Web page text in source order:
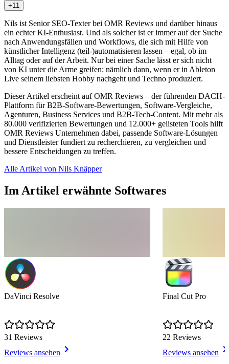
+11
Nils ist Senior SEO-Texter bei OMR Reviews und darüber hinaus
ein echter KI-Enthusiast. Und als solcher ist er immer auf der Suche
nach Anwendungsfällen und Workflows, die sich mit Hilfe von
künstlicher Intelligenz (teil-)automatisieren lassen – egal, ob im
Alltag oder auf der Arbeit. Nur bei einer Sache lässt er sich nicht
von KI unter die Arme greifen: nämlich dann, wenn er in Ableton
Live seinem liebsten Hobby nachgeht und Techno produziert.
Dieser Artikel erscheint auf OMR Reviews – der führenden DACH-
Plattform für B2B-Software-Bewertungen, Software-Vergleiche,
Agenturen, Business Services und B2B-Tech-Content. Mit mehr als
80.000 verifizierten Bewertungen und 12.000+ gelisteten Tools hilft
OMR Reviews Unternehmen dabei, passende Software-Lösungen
und Dienstleister fundiert zu recherchieren, zu vergleichen und
bessere Entscheidungen zu treffen.
Alle Artikel von Nils Knäpper
Im Artikel erwähnte Softwares
DaVinci Resolve
31 Reviews
Reviews ansehen
Final Cut Pro
22 Reviews
Reviews ansehen